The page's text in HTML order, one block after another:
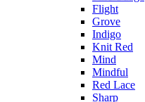
Flight
Grove
Indigo
Knit Red
Mind
Mindful
Red Lace
Sharp